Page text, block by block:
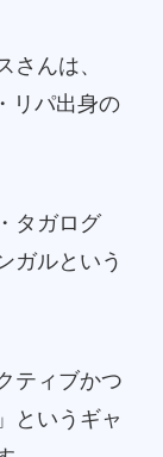
さんは、
リパ出身の
タガログ
ガルという
ティブかつ
というギャ